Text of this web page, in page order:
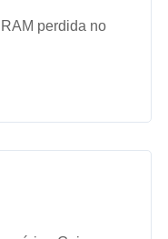
perdida no